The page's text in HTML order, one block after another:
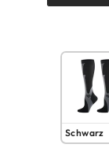
Schwarz